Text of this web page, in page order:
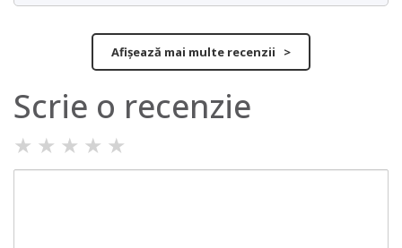
Afișează mai multe recenzii >
Scrie o recenzie
★ ★ ★ ★ ★